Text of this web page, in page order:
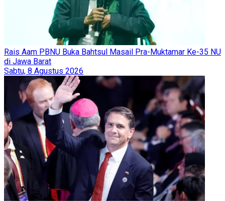
Rais Aam PBNU Buka Bahtsul Masail Pra-Muktamar Ke-35 NU
di Jawa Barat
Sabtu, 8 Agustus 2026